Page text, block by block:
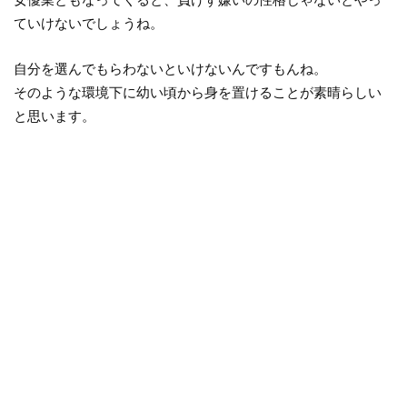
ていけないでしょうね。
自分を選んでもらわないといけないんですもんね。
そのような環境下に幼い頃から身を置けることが素晴らしい
と思います。